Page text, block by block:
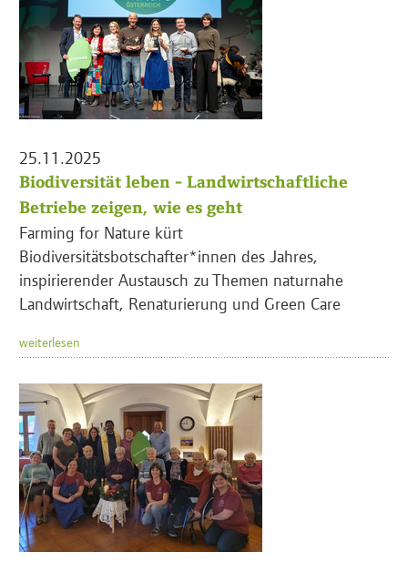
25.11.2025
Biodiversität leben - Landwirtschaftliche
Betriebe zeigen, wie es geht
Farming for Nature kürt
Biodiversitätsbotschafter*innen des Jahres,
inspirierender Austausch zu Themen naturnahe
Landwirtschaft, Renaturierung und Green Care
weiterlesen